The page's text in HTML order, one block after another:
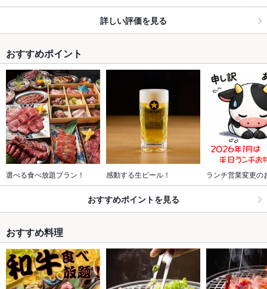
詳しい評価を見る
おすすめポイント
選べる食べ放題プラン！ 感動する生ビール！ ランチ営業変更の
おすすめポイントを見る
おすすめ料理